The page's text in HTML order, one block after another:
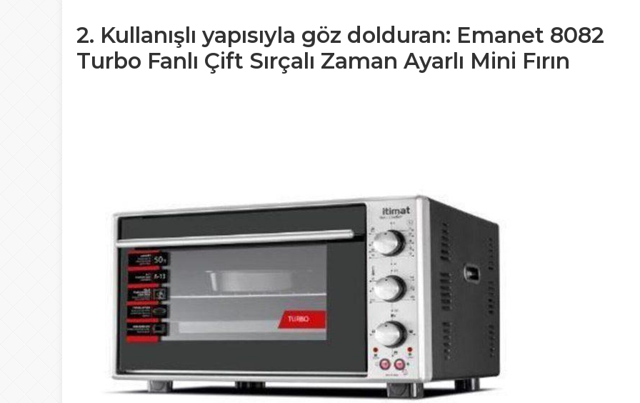
2. Kullanışlı yapısıyla göz dolduran: Emanet 8082
Turbo Fanlı Çift Sırçalı Zaman Ayarlı Mini Fırın